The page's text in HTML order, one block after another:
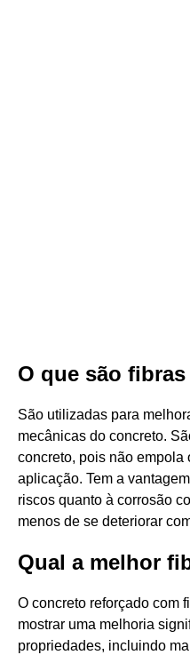
O que são
São utilizadas para
mecânicas do concreto.
concreto, pois não empola
aplicação. Tem a
riscos quanto à corrosão
menos de se deteriorar
Qual a melhor
O concreto reforçado com
mostrar uma melhoria
propriedades, incluindo